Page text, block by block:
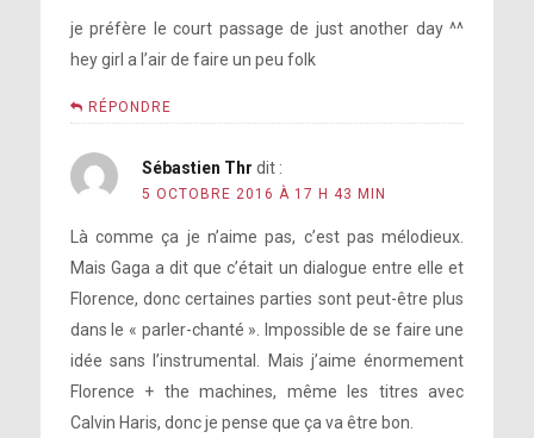
je préfère le court passage de just another day ^^
hey girl a l’air de faire un peu folk
RÉPONDRE
Sébastien Thr dit :
5 OCTOBRE 2016 À 17 H 43 MIN
Là comme ça je n’aime pas, c’est pas mélodieux.
Mais Gaga a dit que c’était un dialogue entre elle et
Florence, donc certaines parties sont peut-être plus
dans le « parler-chanté ». Impossible de se faire une
idée sans l’instrumental. Mais j’aime énormement
Florence + the machines, même les titres avec
Calvin Haris, donc je pense que ça va être bon.